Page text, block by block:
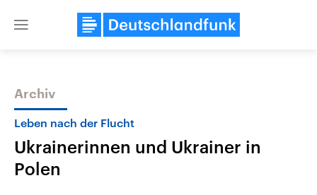
Close
Themen
Archiv
Leben nach der Flucht
Ukrainerinnen und Ukrainer in
Polen